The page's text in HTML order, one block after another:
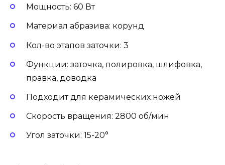
Мощность: 60 Вт
Материал абразива: корунд
Кол-во этапов заточки: 3
Функции: заточка, полировка, шлифовка,
правка, доводка
Подходит для керамических ножей
Скорость вращения: 2800 об/мин
Угол заточки: 15-20°